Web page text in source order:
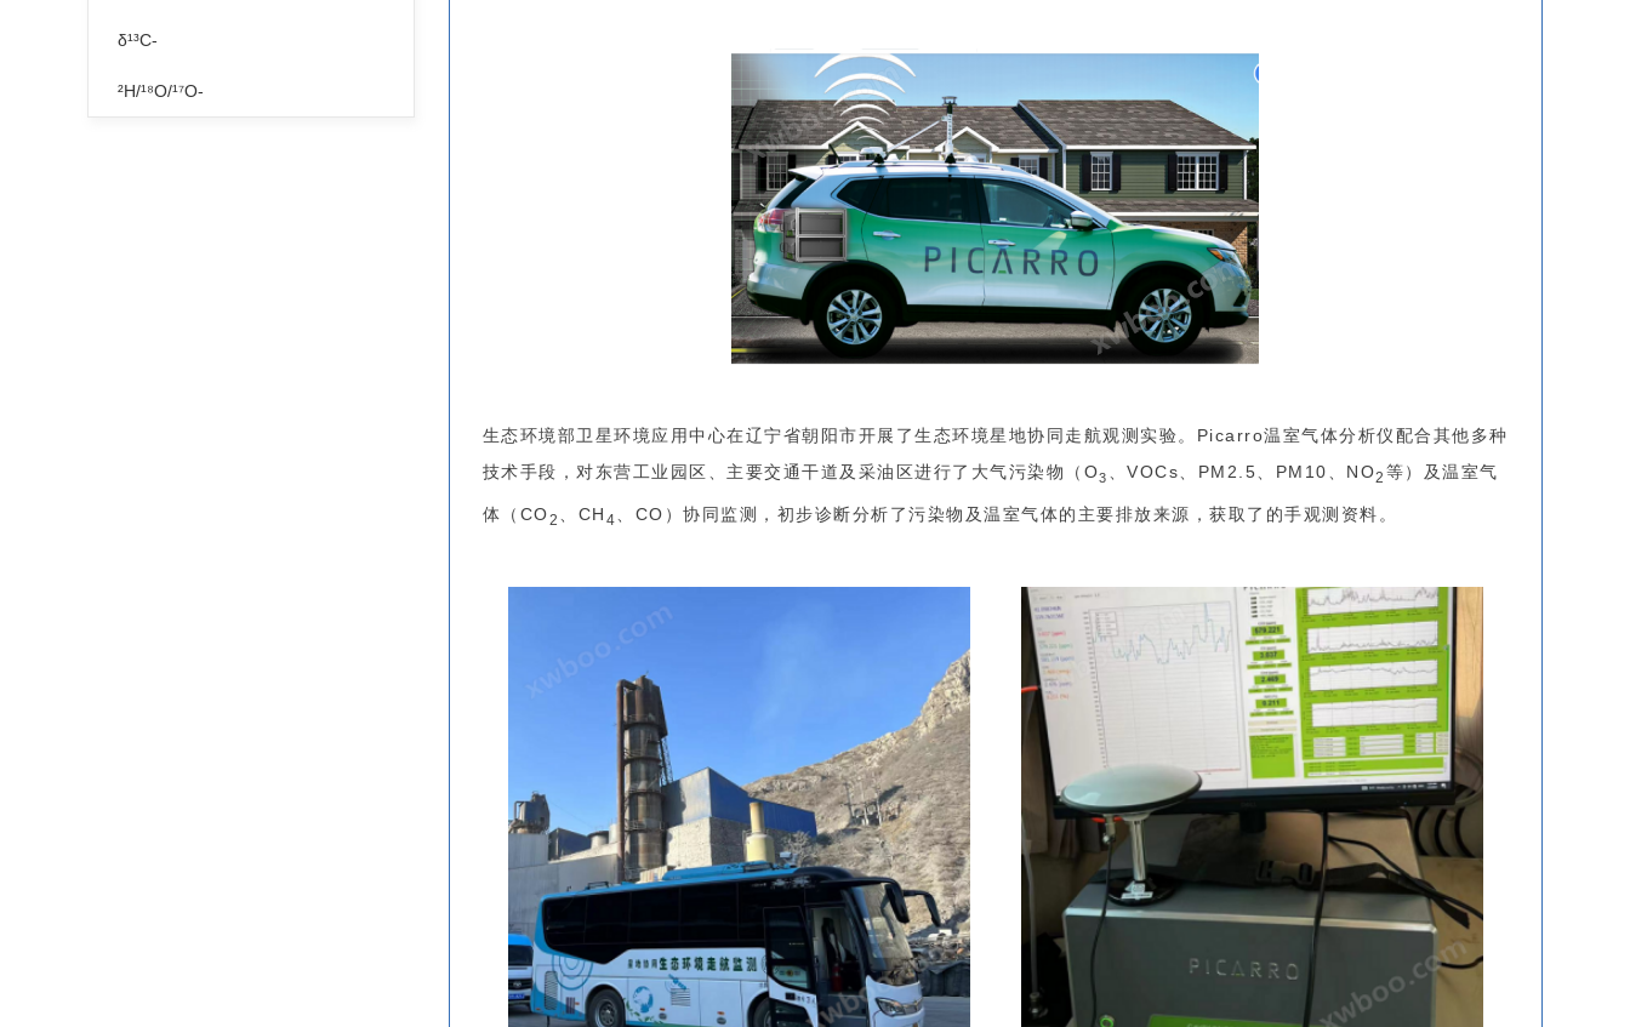
δ¹³C-
²H/¹⁸O/¹⁷O-
生态环境部卫星环境应用中心在辽宁省朝阳市开展了生态环境星地协同走航观测实验。Picarro温室气体分析仪配合其他多种
技术手段，对东营工业园区、主要交通干道及采油区进行了大气污染物（O3 、VOCs、PM2.5、PM10、NO2 等）及温室气
体（CO2 、CH 4 、CO）协同监测，初步诊断分析了污染物及温室气体的主要排放来源，获取了的手观测资料。